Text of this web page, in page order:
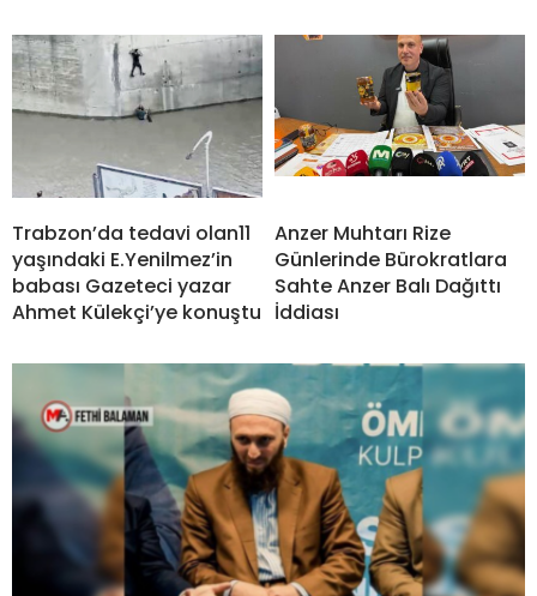
Trabzon’da tedavi olan11
yaşındaki E.Yenilmez’in
babası Gazeteci yazar
Ahmet Külekçi’ye konuştu
Anzer Muhtarı Rize
Günlerinde Bürokratlara
Sahte Anzer Balı Dağıttı
İddiası